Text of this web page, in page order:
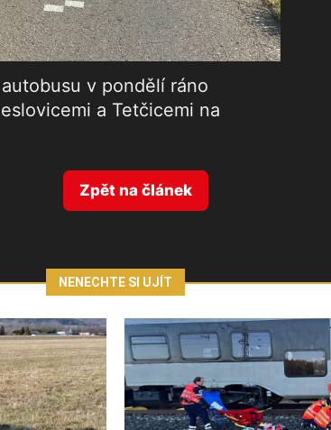
v pondělí ráno
a Tetčicemi na
Zpět na článek
NENECHTE SI UJÍT